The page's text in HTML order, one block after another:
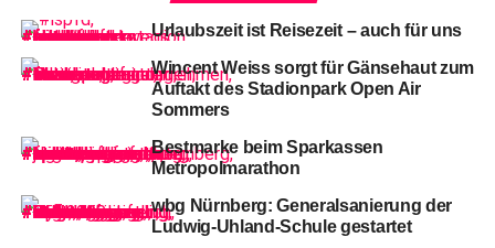
Nürnnbergs #18 Rafael Lubach verwandelt den Elfmeter zur 1-0
Führung.
der ersten Minute an übernahm die Klose-Elf die
Kontrolle, dominierte das Spielgeschehen und kam auf
über 70 Prozent Ballbesitz.
Urlaubszeit ist Reisezeit – auch für uns
Wincent Weiss sorgt für Gänsehaut zum
Auftakt des Stadionpark Open Air
Sommers
Bestmarke beim Sparkassen
Metropolmarathon
wbg Nürnberg: Generalsanierung der
Ludwig-Uhland-Schule gestartet